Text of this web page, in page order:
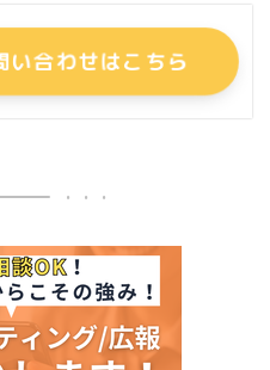
い合わせはこちら